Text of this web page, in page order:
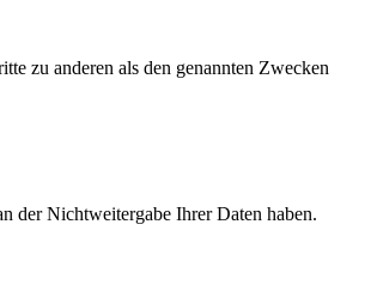
zu anderen als den genannten Zwecken
der Nichtweitergabe Ihrer Daten haben.